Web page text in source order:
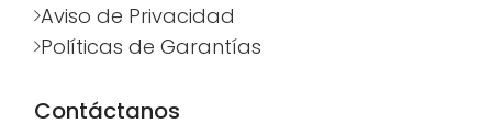
Aviso de Privacidad
Políticas de Garantías
Contáctanos